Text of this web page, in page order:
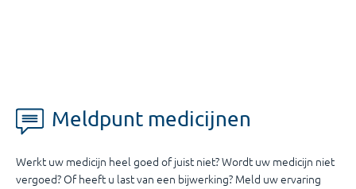
Meldpunt medicijnen
Werkt uw medicijn heel goed of juist niet? Wordt uw medicijn niet
vergoed? Of heeft u last van een bijwerking? Meld uw ervaring